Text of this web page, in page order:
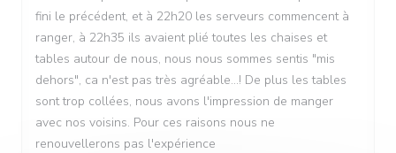
fini le précédent, et à 22h20 les serveurs commencent à
ranger, à 22h35 ils avaient plié toutes les chaises et
tables autour de nous, nous nous sommes sentis "mis
dehors", ca n'est pas très agréable...! De plus les tables
sont trop collées, nous avons l'impression de manger
avec nos voisins. Pour ces raisons nous ne
renouvellerons pas l'expérience